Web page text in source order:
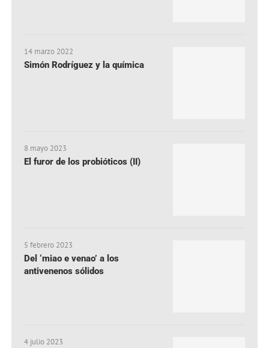
14 marzo 2022
Simón Rodríguez y la química
8 mayo 2023
El furor de los probióticos (II)
5 febrero 2023
Del ‘miao e venao’ a los
antivenenos sólidos
4 julio 2023